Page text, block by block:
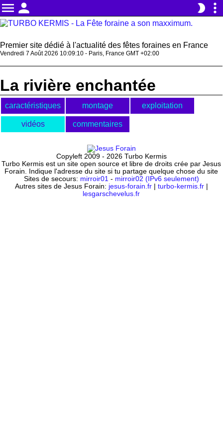
menu person brightness_2 more_vert
Premier site dédié à l'actualité des fêtes foraines en France
Vendredi 7 Août 2026 10:09:10 - Paris, France GMT +02:00
La rivière enchantée
caractéristiques montage exploitation
vidéos commentaires
Copyleft 2009 - 2026 Turbo Kermis
Turbo Kermis est un site open source et libre de droits crée par Jesus
Forain. Indique l'adresse du site si tu partage quelque chose du site
Sites de secours: mirroir01 - mirroir02 (IPv6 seulement)
Autres sites de Jesus Forain: jesus-forain.fr| turbo-kermis.fr|
lesgarschevelus.fr